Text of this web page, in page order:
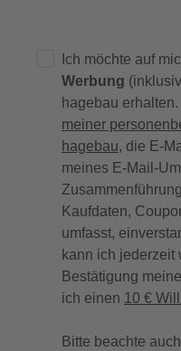
Ich möchte auf
Werbung
hagebau
meiner
hagebau, die E-
meines E-Mail-
Kaufdaten,
umfasst,
kann ich jederzeit
Bestätigung
ich einen 10 €
Bitte beachte